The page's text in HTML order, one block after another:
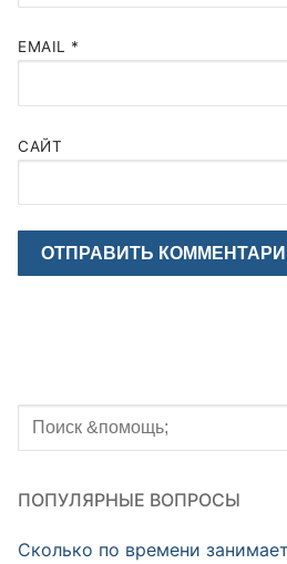
EMAIL *
САЙТ
Искать:
ПОПУЛЯРНЫЕ ВОПРОСЫ
Сколько по времени